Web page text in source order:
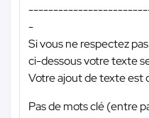
-
Si vous ne respectez
ci-dessous votre texte
Votre ajout de texte est
Pas de mots clé (entre